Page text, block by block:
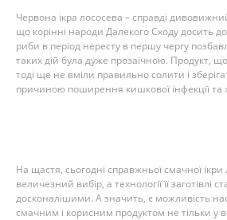
Червона ікра лососева – справді
що корінні народи Далекого Сходу досить
риби в період нересту в першу чергу
таких дій була дуже прозаїчною. Продукт,
тоді ще не вміли правильно солити і
причиною поширення кишкової інфекції та
На щастя, сьогодні справжньої смачної ікри
величезний вибір, а технології її заготівлі
досконалішими. А значить, є можливість
смачним і корисним продуктом не тільки у